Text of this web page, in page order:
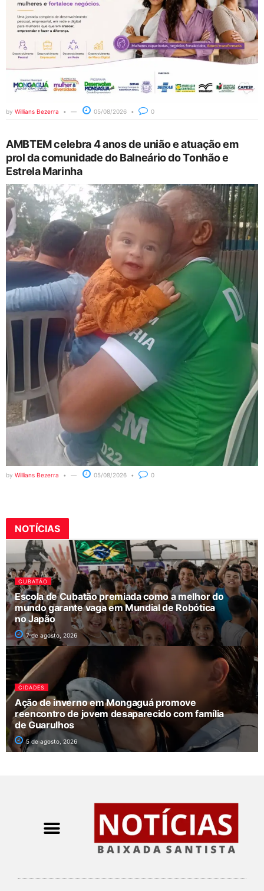
by Willians Bezerra 05/08/2026 0
AMBTEM celebra 4 anos de união e atuação em
prol da comunidade do Balneário do Tonhão e
Estrela Marinha
by Willians Bezerra 05/08/2026 0
NOTÍCIAS
CUBATÃO
Escola de Cubatão premiada como a melhor do
mundo garante vaga em Mundial de Robótica
no Japão
7 de agosto, 2026
CIDADES
Ação de inverno em Mongaguá promove
reencontro de jovem desaparecido com família
de Guarulhos
5 de agosto, 2026